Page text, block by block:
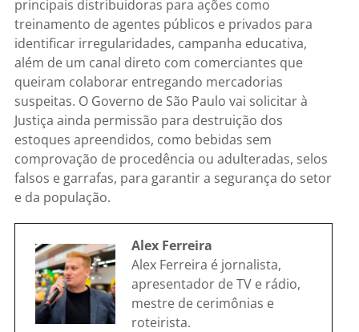
principais distribuidoras para ações como
treinamento de agentes públicos e privados para
identificar irregularidades, campanha educativa,
além de um canal direto com comerciantes que
queiram colaborar entregando mercadorias
suspeitas. O Governo de São Paulo vai solicitar à
Justiça ainda permissão para destruição dos
estoques apreendidos, como bebidas sem
comprovação de procedência ou adulteradas, selos
falsos e garrafas, para garantir a segurança do setor
e da população.
Alex Ferreira
Alex Ferreira é jornalista,
apresentador de TV e rádio,
mestre de cerimônias e
roteirista.